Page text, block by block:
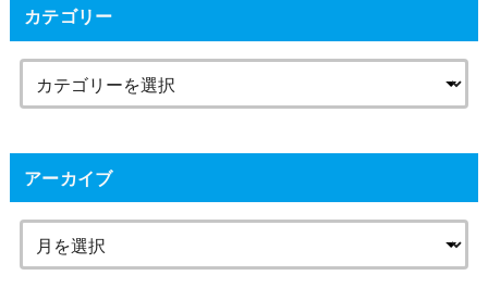
カテゴリー
アーカイブ